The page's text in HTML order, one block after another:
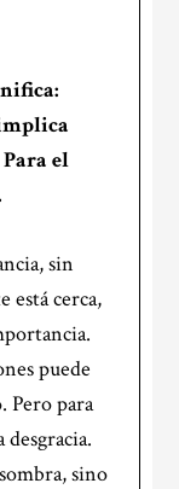
el
sin
cerca,
puede
Pero para
sino